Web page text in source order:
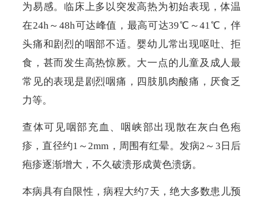
为易感。临床上多以突发高热为初始表现，体温
在24h～ 48h可达峰值，最高可达39℃ ～41℃ ，伴
头痛和剧烈的咽部不适。婴幼儿常出现呕吐、拒
食，甚而发生高热惊厥。大一点的儿童及成人最
常见的表现是剧烈咽痛，四肢肌肉酸痛，厌食乏
力等。
查体可见咽部充血、咽峡部出现散在灰白色疱
疹，直径约1 ～2mm ，周围有红晕。发病2 ～ 3 日后
疱疹逐渐增大，不久破溃形成黄色溃疡。
本病具有自限性，病程大约7天，绝大多数患儿预